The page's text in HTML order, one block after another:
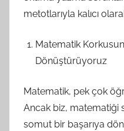
metotlarıyla kalıcı
Matematik
Dönüştürüyoruz
Matematik, pek çok
Ancak biz, matematiği
somut bir başarıya